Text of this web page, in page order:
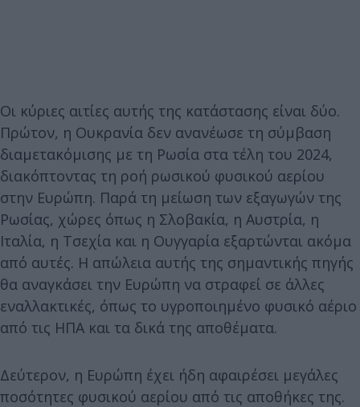
Οι κύριες αιτίες αυτής της κατάστασης είναι δύο.
Πρώτον, η Ουκρανία δεν ανανέωσε τη σύμβαση
διαμετακόμισης με τη Ρωσία στα τέλη του 2024,
διακόπτοντας τη ροή ρωσικού φυσικού αερίου
στην Ευρώπη. Παρά τη μείωση των εξαγωγών της
Ρωσίας, χώρες όπως η Σλοβακία, η Αυστρία, η
Ιταλία, η Τσεχία και η Ουγγαρία εξαρτώνται ακόμα
από αυτές. Η απώλεια αυτής της σημαντικής πηγής
θα αναγκάσει την Ευρώπη να στραφεί σε άλλες
εναλλακτικές, όπως το υγροποιημένο φυσικό αέριο
από τις ΗΠΑ και τα δικά της αποθέματα.
Δεύτερον, η Ευρώπη έχει ήδη αφαιρέσει μεγάλες
ποσότητες φυσικού αερίου από τις αποθήκες της.